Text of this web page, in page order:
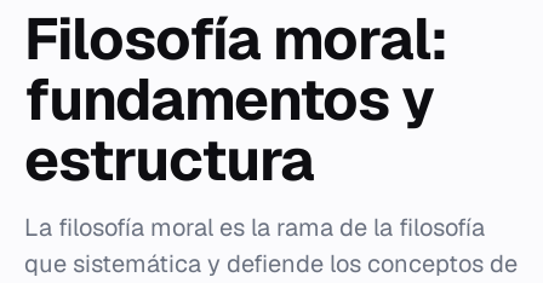
Filosofía moral:
fundamentos y
estructura
La filosofía moral es la rama de la filosofía
que sistemática y defiende los conceptos de